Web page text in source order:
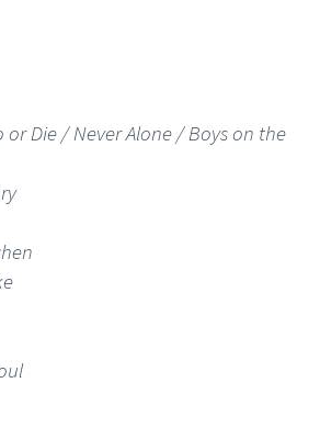
Die / Never Alone / Boys on the